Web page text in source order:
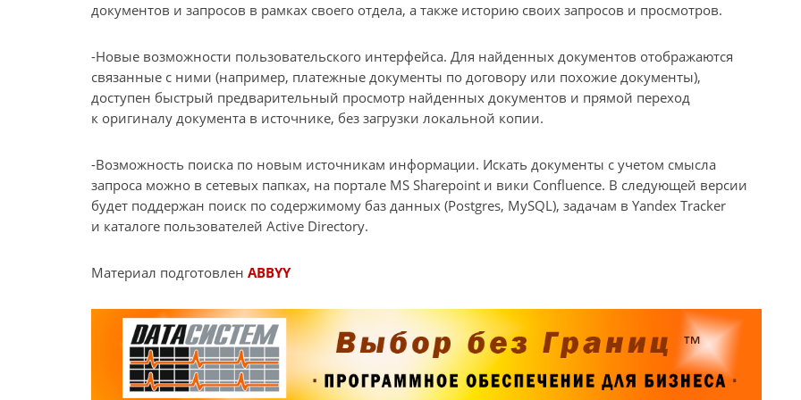
документов и запросов в рамках своего отдела, а также историю своих запросов и просмотров.
-Новые возможности пользовательского интерфейса. Для найденных документов отображаются
связанные с ними (например, платежные документы по договору или похожие документы),
доступен быстрый предварительный просмотр найденных документов и прямой переход
к оригиналу документа в источнике, без загрузки локальной копии.
-Возможность поиска по новым источникам информации. Искать документы с учетом смысла
запроса можно в сетевых папках, на портале MS Sharepoint и вики Confluence. В следующей версии
будет поддержан поиск по содержимому баз данных (Postgres, MySQL), задачам в Yandex Tracker
и каталоге пользователей Active Directory.
Материал подготовлен ABBYY